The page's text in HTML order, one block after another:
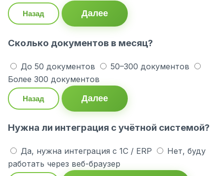
Назад Далее
Сколько документов в месяц?
До 50 документов
50–300 документов
Более 300 документов
Назад Далее
Нужна ли интеграция с учётной системой?
Да, нужна интеграция с 1С / ERP
Нет, буду
работать через веб-браузер